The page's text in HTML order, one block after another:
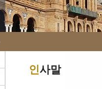
인사말